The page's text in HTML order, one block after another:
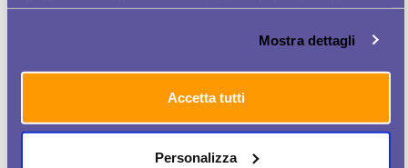
sul tasto "Accetta tutti". Se non vuole i cookie di
profilazione può negare il consenso sul tasto "Rifiuta".
Mostra dettagli
Accetta tutti
Personalizza
SECURITY DI IBM SKILLSBUILD & SKILLUP
PROGRAMMI DI FORMAZIONE